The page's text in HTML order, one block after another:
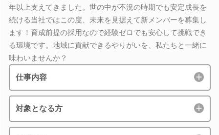
年以上支えてきました。世の中が不況の時期でも安定成長を
続ける当社ではこの度、未来を見据えて新メンバーを募集し
ます！育成前提の採用なので経験ゼロでも安心して挑戦でき
る環境です。地域に貢献できるやりがいを、私たちと一緒に
味わいませんか？
仕事内容
対象となる方